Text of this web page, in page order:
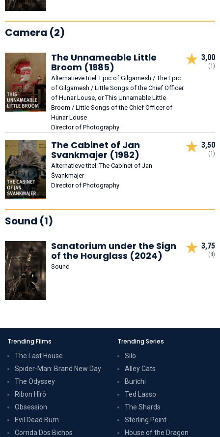
Camera (2)
The Unnameable Little
Broom (1985)
Alternatieve titel: Epic of Gilgamesh / The Epic
of Gilgamesh / Little Songs of the Chief Officer
of Hunar Louse, or This Unnamable Little
Broom / Little Songs of the Chief Officer of
Hunar Louse
Director of Photography
3,00
(1)
The Cabinet of Jan
Svankmajer (1982)
Alternatieve titel: The Cabinet of Jan
Švankmajer
Director of Photography
3,50
(1)
Sound (1)
Sanatorium under the Sign
of the Hourglass (2024)
Sound
3,75
(4)
Trending Films
The Last House
Spider-Man: Brand New Day
The Odyssey
Ribon Hîrô
Obsession
Evil Dead Burn
Corrida Dos Bichos
Trending Series
Silo
Alley Cats
Burīchi
Ted Lasso
The Shards
Sterling Point
House of the Dragon